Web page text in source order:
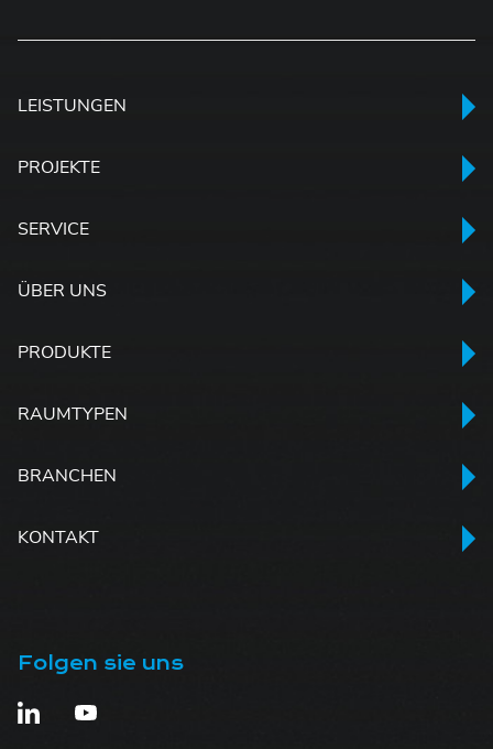
LEISTUNGEN
PROJEKTE
SERVICE
ÜBER UNS
PRODUKTE
RAUMTYPEN
BRANCHEN
KONTAKT
Folgen sie uns